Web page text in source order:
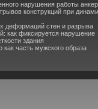
нарушения работы
конструкций при
деформаций стен и разрыва
как фиксируется нарушение
здания
как часть мужского образа